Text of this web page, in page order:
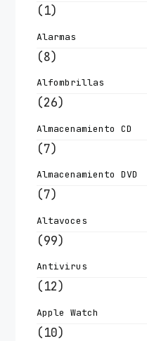
(1)
Alarmas
(8)
Alfombrillas
(26)
Almacenamiento CD
(7)
Almacenamiento DVD
(7)
Altavoces
(99)
Antivirus
(12)
Apple Watch
(10)